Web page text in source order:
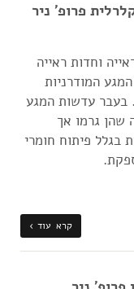
פרופ' ניר
וחדות ראייה
המודרניות
למעלה מ 130 שנה. בעבר עדשות המגע
שהן גרמו אך
בגלל פיתוח חומרי
קרא עוד ›